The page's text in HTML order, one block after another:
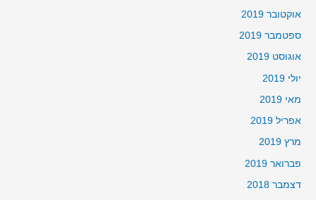
אוקטובר 2019
ספטמבר 2019
אוגוסט 2019
יולי 2019
מאי 2019
אפריל 2019
מרץ 2019
פברואר 2019
דצמבר 2018